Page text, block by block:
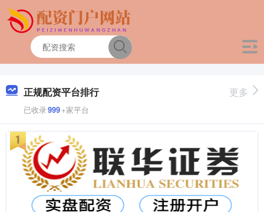
正规配资平台排行
已收录999+家平台
更多